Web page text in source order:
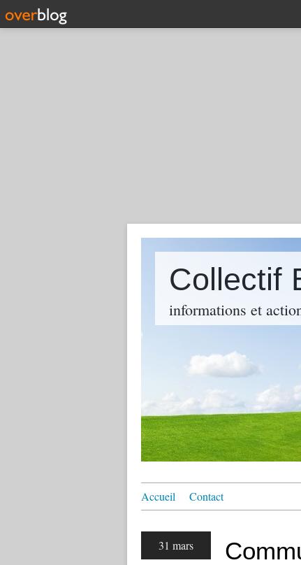
Collectif
informations et
Accueil Contact
31 mars